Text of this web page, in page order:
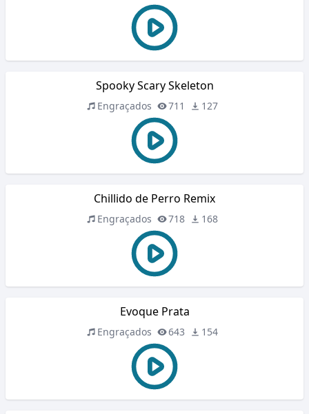
Spooky Scary Skeleton
Engraçados 711 127
Chillido de Perro Remix
Engraçados 718 168
Evoque Prata
Engraçados 643 154